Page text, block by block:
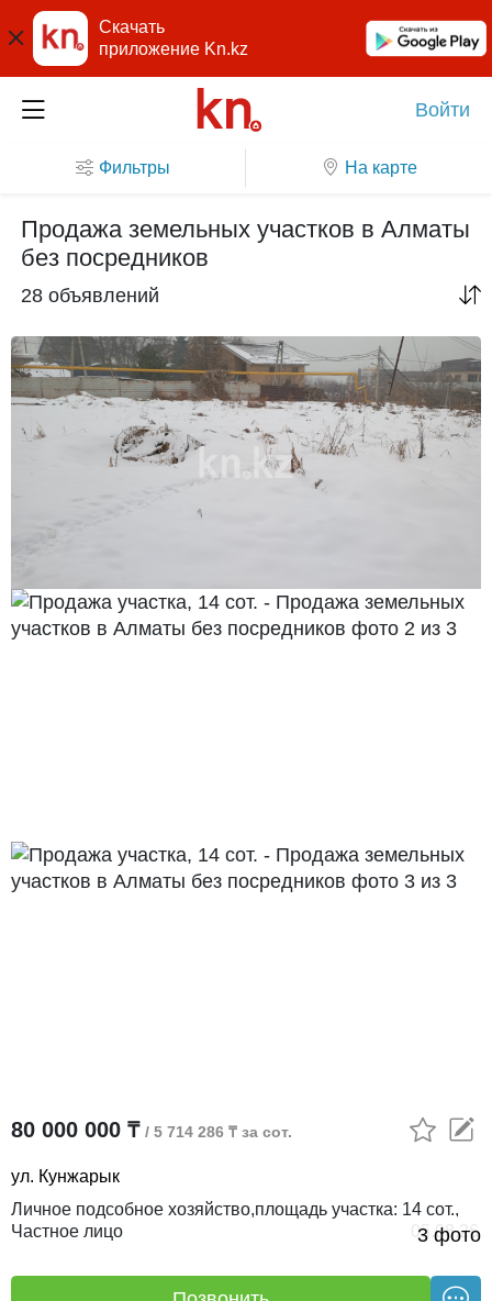
Скачать
приложение Kn.kz
Войти
Фильтры На карте
Продажа земельных участков в Алматы
без посредников
28 объявлений
3 фото
80 000 000 ₸ / 5 714 286 ₸ за сот.
ул. Кунжарык
личное подсобное хозяйство,площадь участка: 14 сот.,
Частное лицо
05.08.26